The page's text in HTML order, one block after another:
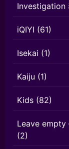
Investigation
iQIYI (61)
Isekai (1)
Kaiju (1)
Kids (82)
Leave
(2)